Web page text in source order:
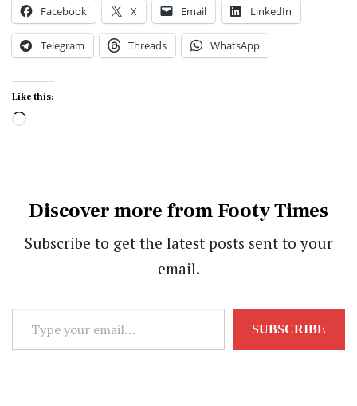
Facebook X Email LinkedIn
Telegram Threads WhatsApp
Like this:
Loading…
Discover more from Footy Times
Subscribe to get the latest posts sent to your
email.
your
SUBSCRIBE